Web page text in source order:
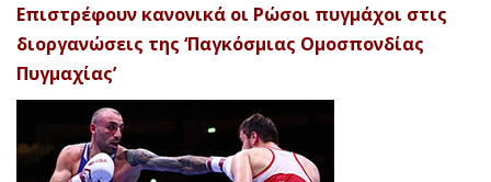
Επιστρέφουν κανονικά οι Ρώσοι πυγμάχοι στις
διοργανώσεις της ‘Παγκόσμιας Ομοσπονδίας
Πυγμαχίας’